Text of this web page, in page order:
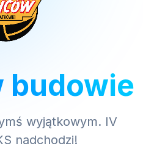
budowie
wyjątkowym. IV
nadchodzi!